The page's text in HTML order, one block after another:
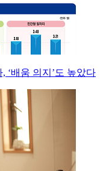
‘배움 의지’도 높았다